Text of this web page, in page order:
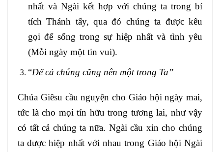
nhất và Ngài kết hợp với chúng ta trong bí
tích Thánh tẩy, qua đó chúng ta được kêu
gọi để sống trong sự hiệp nhất và tình yêu
(Mỗi ngày một tin vui).
“Để cả chúng cũng nên một trong Ta”
Chúa Giêsu cầu nguyện cho Giáo hội ngày mai,
tức là cho mọi tín hữu trong tương lai, như vậy
có tất cả chúng ta nữa. Ngài cầu xin cho chúng
ta được hiệp nhất với nhau trong Giáo hội Ngài